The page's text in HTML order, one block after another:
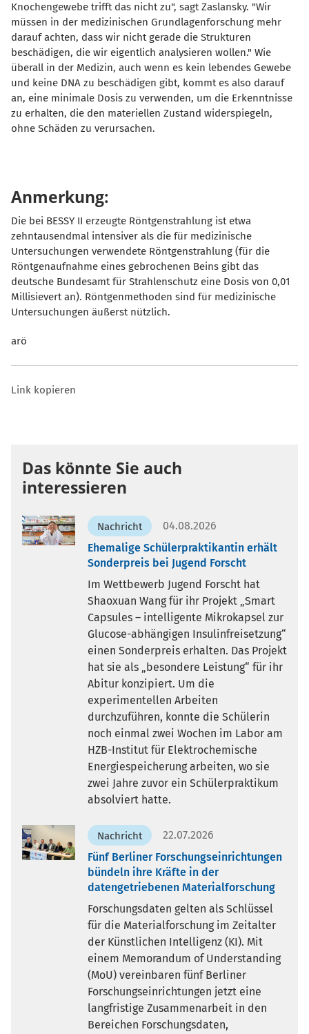
Knochengewebe trifft das nicht zu", sagt Zaslansky. "Wir
müssen in der medizinischen Grundlagenforschung mehr
darauf achten, dass wir nicht gerade die Strukturen
beschädigen, die wir eigentlich analysieren wollen." Wie
überall in der Medizin, auch wenn es kein lebendes Gewebe
und keine DNA zu beschädigen gibt, kommt es also darauf
an, eine minimale Dosis zu verwenden, um die Erkenntnisse
zu erhalten, die den materiellen Zustand widerspiegeln,
ohne Schäden zu verursachen.
Anmerkung:
Die bei BESSY II erzeugte Röntgenstrahlung ist etwa
zehntausendmal intensiver als die für medizinische
Untersuchungen verwendete Röntgenstrahlung (für die
Röntgenaufnahme eines gebrochenen Beins gibt das
deutsche Bundesamt für Strahlenschutz eine Dosis von 0,01
Millisievert an). Röntgenmethoden sind für medizinische
Untersuchungen äußerst nützlich.
arö
Link kopieren
Das könnte Sie auch
interessieren
Nachricht
04.08.2026
Ehemalige Schülerpraktikantin erhält
Sonderpreis bei Jugend Forscht
Im Wettbewerb Jugend Forscht hat
Shaoxuan Wang für ihr Projekt „Smart
Capsules – intelligente Mikrokapsel zur
Glucose-abhängigen Insulinfreisetzung“
einen Sonderpreis erhalten. Das Projekt
hat sie als „besondere Leistung“ für ihr
Abitur konzipiert. Um die
experimentellen Arbeiten
durchzuführen, konnte die Schülerin
noch einmal zwei Wochen im Labor am
HZB-Institut für Elektrochemische
Energiespeicherung arbeiten, wo sie
zwei Jahre zuvor ein Schülerpraktikum
absolviert hatte.
Nachricht
22.07.2026
Fünf Berliner Forschungseinrichtungen
bündeln ihre Kräfte in der
datengetriebenen Materialforschung
Forschungsdaten gelten als Schlüssel
für die Materialforschung im Zeitalter
der Künstlichen Intelligenz (KI). Mit
einem Memorandum of Understanding
(MoU) vereinbaren fünf Berliner
Forschungseinrichtungen jetzt eine
langfristige Zusammenarbeit in den
Bereichen Forschungsdaten,